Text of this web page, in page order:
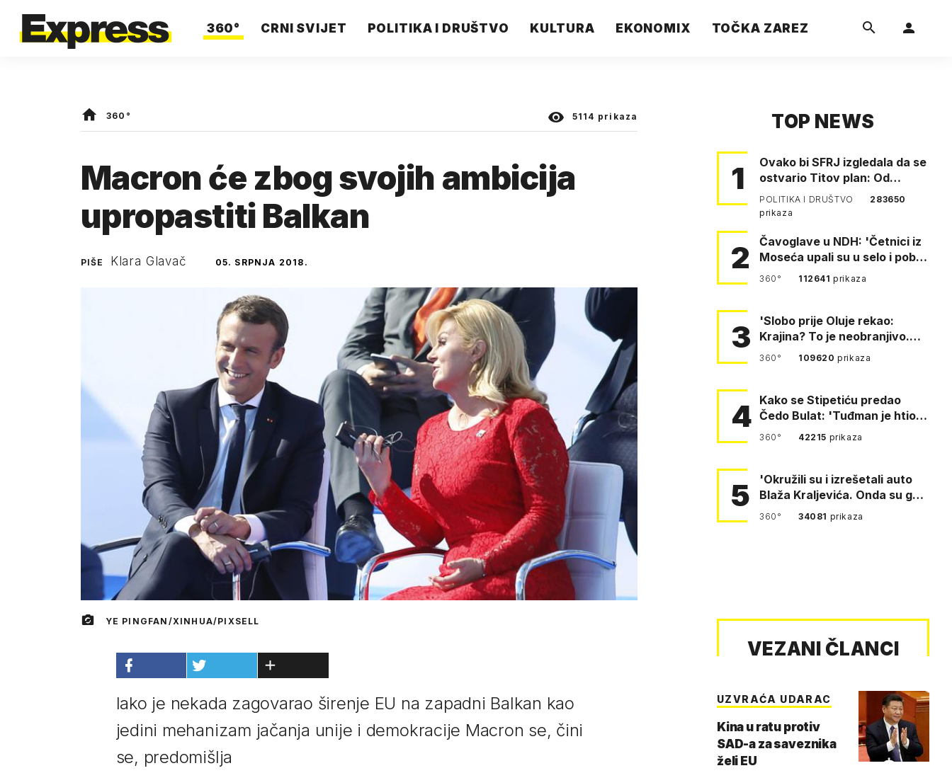
360° CRNI SVIJET POLITIKA I DRUŠTVO KULTURA EKONOMIX TOČKA ZAREZ
360° 5114 prikaza
Macron će zbog svojih ambicija
upropastiti Balkan
PIŠE Klara Glavač 05. SRPNJA 2018.
YE PINGFAN/XINHUA/PIXSELL
Iako je nekada zagovarao širenje EU na zapadni Balkan kao
jedini mehanizam jačanja unije i demokracije Macron se, čini
se, predomišlja
TOP NEWS
1
Ovako bi SFRJ izgledala da se
ostvario Titov plan: Od
Klagenfurta do Istanbula!
POLITIKA I DRUŠTVO
283650
prikaza
2
Čavoglave u NDH: 'Četnici iz
Moseća upali su u selo i pobili
obitelj Perković'
360° 112641prikaza
3
'Slobo prije Oluje rekao:
Krajina? To je neobranjivo.
Tuđmana zvao Krivousti'
360° 109620prikaza
4 Kako se Stipetiću predao
Čedo Bulat: 'Tuđman je htio
da se prerušim u ženu'
360° 42215 prikaza
5
'Okružili su i izrešetali auto
Blaža Kraljevića. Onda su ga
vukli po cesti'
360° 34081 prikaza
VEZANI ČLANCI
UZVRAĆA UDARAC
Kina u ratu protiv
SAD-a za saveznika
želi EU